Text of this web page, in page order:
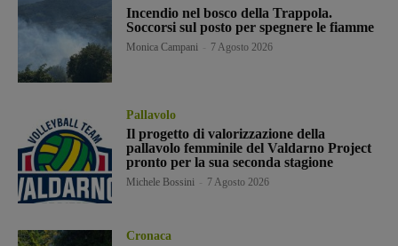
Incendio nel bosco della Trappola.
Soccorsi sul posto per spegnere le fiamme
Monica Campani 7 Agosto 2026
Pallavolo
Il progetto di valorizzazione della
pallavolo femminile del Valdarno Project
pronto per la sua seconda stagione
Michele Bossini 7 Agosto 2026
Cronaca